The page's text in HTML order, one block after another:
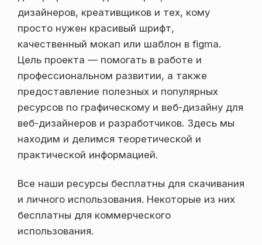
дизайнеров, креативщиков и тех, кому
просто нужен красивый шрифт,
качественный мокап или шаблон в figma.
Цель проекта — помогать в работе и
профессиональном развитии, а также
предоставление полезных и популярных
ресурсов по графическому и веб-дизайну для
веб-дизайнеров и разработчиков. Здесь мы
находим и делимся теоретической и
практической информацией.
Все наши ресурсы бесплатны для скачивания
и личного использования. Некоторые из них
бесплатны для коммерческого
использования.